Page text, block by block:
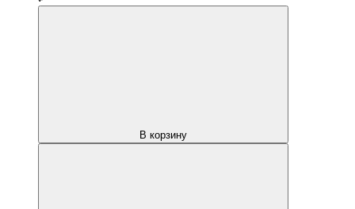
В корзину